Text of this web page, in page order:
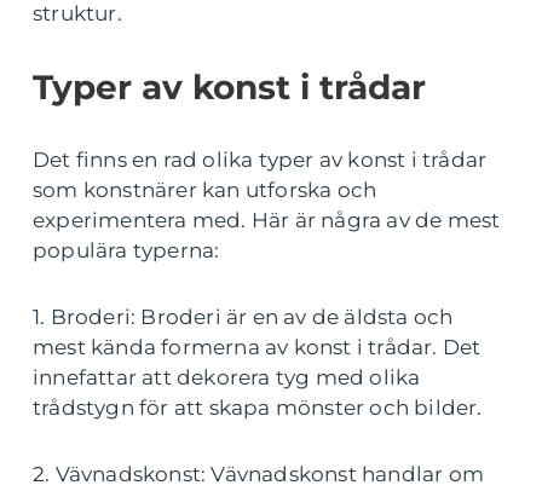
struktur.
Typer av konst i trådar
Det finns en rad olika typer av konst i trådar
som konstnärer kan utforska och
experimentera med. Här är några av de mest
populära typerna:
1. Broderi: Broderi är en av de äldsta och
mest kända formerna av konst i trådar. Det
innefattar att dekorera tyg med olika
trådstygn för att skapa mönster och bilder.
2. Vävnadskonst: Vävnadskonst handlar om